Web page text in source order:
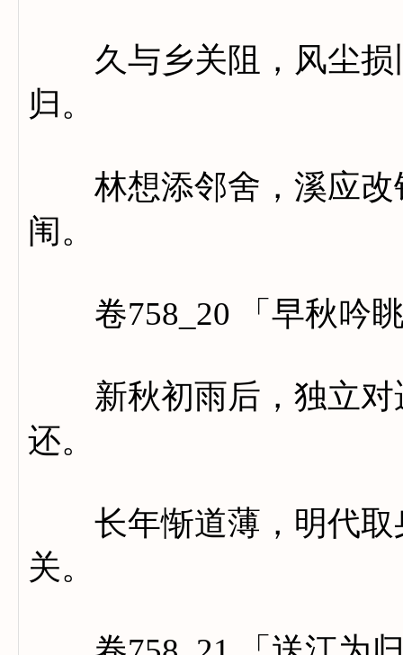
久与乡关阻，风尘损
归。
林想添邻舍，溪应改
闱。
卷758_20 「早秋吟
新秋初雨后，独立对
还。
长年惭道薄，明代取
关。